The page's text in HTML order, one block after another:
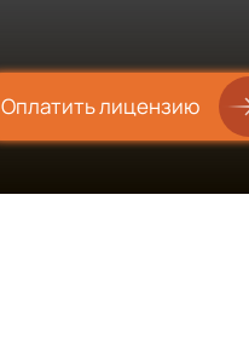
Оплатить лицензию